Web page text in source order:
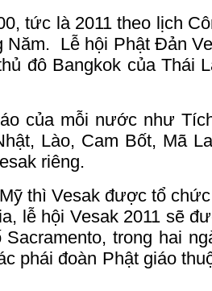
tức là 2011theo lịch
Năm. Lễ hội Phật Đản
đô Bangkok của Thái
của mỗi nước như
Lào, Cam Bốt, Mã
riêng.
thì Vesak được tổ
lễ hội Vesak 2011 sẽ
Sacramento, trong hai
phái đoàn Phật giáo